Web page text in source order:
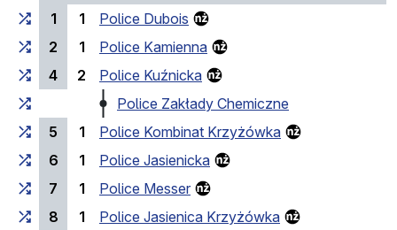
1
1
Police Dubois
2
1
Police Kamienna
4
2
Police Kuźnicka
Police Zakłady Chemiczne
5
1
Police Kombinat Krzyżówka
6
1
Police Jasienicka
7
1
Police Messer
8
1
Police Jasienica Krzyżówka